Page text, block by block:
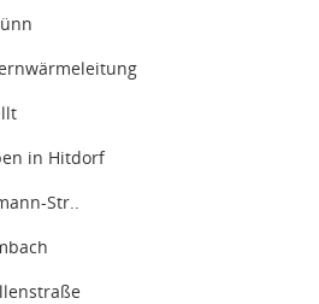
in Hitdorf
Str..